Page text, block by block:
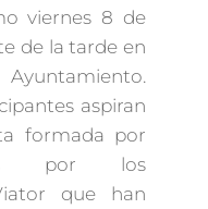
viernes 8 de
de la tarde en
aspiran
formada por
por los
que han